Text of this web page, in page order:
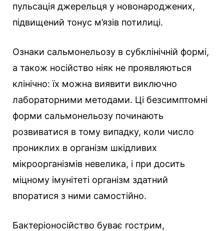
пульсація джерельця у новонароджених,
підвищений тонус м’язів потилиці.
Ознаки сальмонельозу в субклінічній формі,
а також носійство ніяк не проявляються
клінічно: їх можна виявити виключно
лабораторними методами. Ці безсимптомні
форми сальмонельозу починають
розвиватися в тому випадку, коли число
прониклих в організм шкідливих
мікроорганізмів невелика, і при досить
міцному імунітеті організм здатний
впоратися з ними самостійно.
Бактеріоносійство буває гострим,